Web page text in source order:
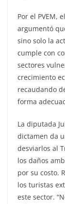
Por el PVEM,
argumentó
sino solo la
cumple con
sectores
crecimiento
recaudando
forma
La diputada
dictamen da
desviarlos al
los daños
por su costo.
los turistas
este sector.